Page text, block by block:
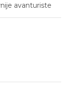
avanturiste